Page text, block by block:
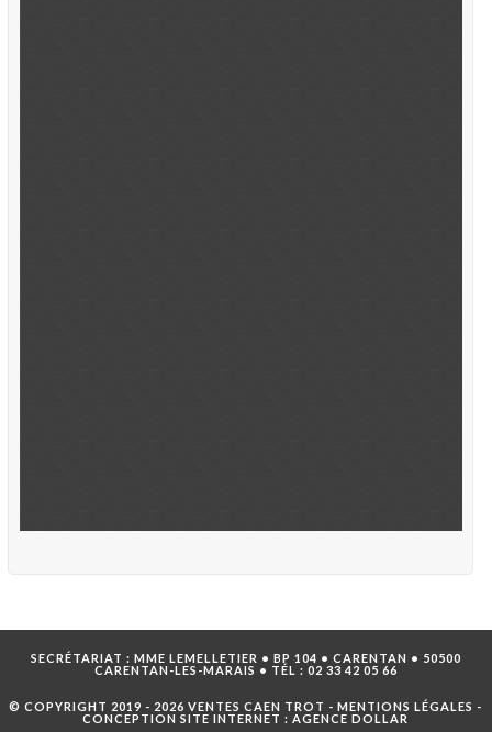
SECRÉTARIAT : MME LEMELLETIER • BP 104 • CARENTAN • 50500
CARENTAN-LES-MARAIS • TÉL : 02 33 42 05 66
© COPYRIGHT 2019 - 2026 VENTES CAEN TROT -MENTIONS LÉGALES -
CONCEPTION SITE INTERNET :AGENCE DOLLAR